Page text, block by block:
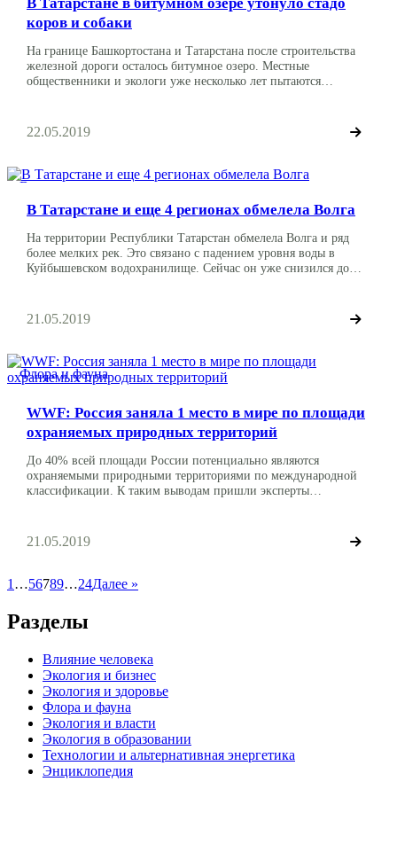
В Татарстане в битумном озере утонуло стадо
коров и собаки
На границе Башкортостана и Татарстана после строительства
железной дороги осталось битумное озеро. Местные
общественники и экологи уже несколько лет пытаются
издание ufa1.ru, озеро из нефтепродуктов располагается в 25
километрах от Октябрьского. Вблизи находится деревня
железнодорожный путей […]
22.05.2019
Влияние человека
В Татарстане и еще 4 регионах обмелела Волга
На территории Республики Татарстан обмелела Волга и ряд
более мелких рек. Это связано с падением уровня воды в
Куйбышевском водохранилище. Сейчас он уже снизился до
слишком интенсивных сбросах из водохранилища, к которым
прибегнуло федеральное агентство водных ресурсов,
21.05.2019
Флора и фауна
WWF: Россия заняла 1 место в мире по площади
охраняемых природных территорий
До 40% всей площади России потенциально являются
охраняемыми природными территориями по международной
классификации. К таким выводам пришли эксперты
Международного союза охраны природы (IUCN) подсчитали,
что, согласно международным критериям, площадь охраняемых
считалось […]
21.05.2019
1 …56789…24Далее »
Разделы
Влияние человека
Экология и бизнес
Экология и здоровье
Флора и фауна
Экология и власти
Экология в образовании
Технологии и альтернативная энергетика
Энциклопедия